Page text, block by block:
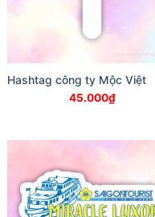
Hashtag công ty Mộc Việt
45.000₫